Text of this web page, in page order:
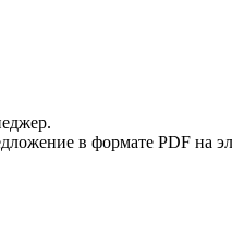
в формате PDF на